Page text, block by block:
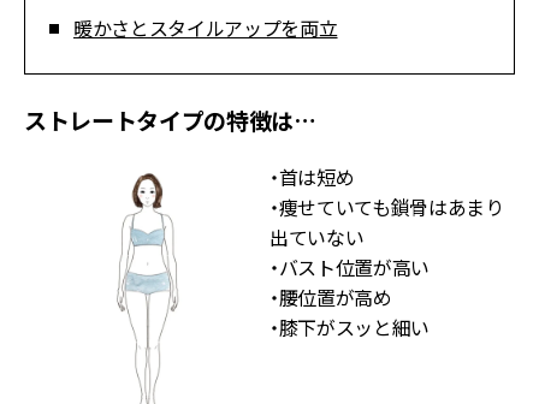
暖かさとスタイルアップを両立
ストレートタイプの特徴は…
・首は短め
・痩せていても鎖骨はあまり
出ていない
・バスト位置が高い
・腰位置が高め
・膝下がスッと細い